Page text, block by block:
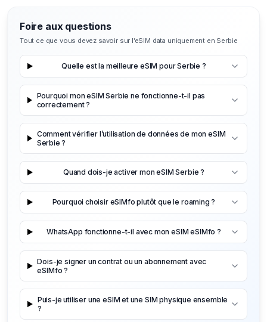
Foire aux questions
Tout ce que vous devez savoir sur l’eSIM data uniquement en Serbie
Quelle est la meilleure eSIM pour Serbie ?
Pourquoi mon eSIM Serbie ne fonctionne-t-il pas
correctement ?
Comment vérifier l’utilisation de données de mon eSIM
Serbie ?
Quand dois-je activer mon eSIM Serbie ?
Pourquoi choisir eSIMfo plutôt que le roaming ?
WhatsApp fonctionne-t-il avec mon eSIM eSIMfo ?
Dois-je signer un contrat ou un abonnement avec
eSIMfo ?
Puis-je utiliser une eSIM et une SIM physique ensemble
?